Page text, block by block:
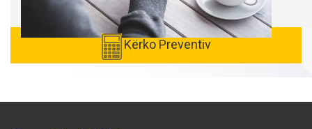
Kërko Preventiv